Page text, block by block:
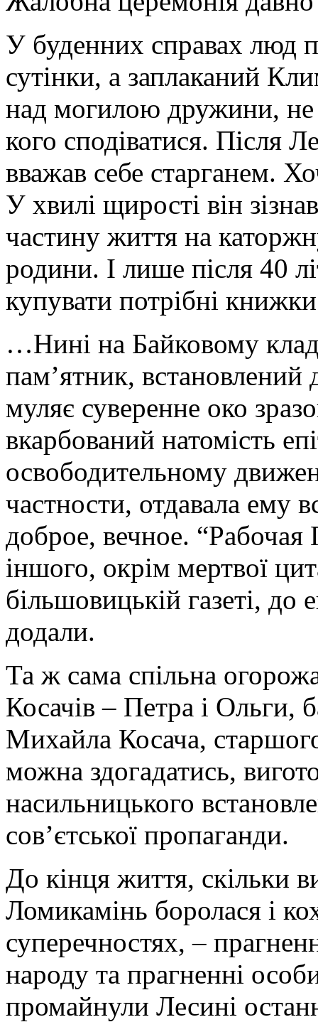
У буденних справах люд
сутінки, а заплаканий
над могилою дружини, не
кого сподіватися. Після
вважав себе старганем.
У хвилі щирості він
частину життя на
родини. І лише після 40
купувати потрібні
…Нині на Байковому
пам’ятник, встановлений
муляє суверенне око
вкарбований натомість
освободительному
частности, отдавала ему
доброе, вечное. “Рабочая
іншого, окрім мертвої
більшовицькій газеті, до
додали.
Та ж сама спільна
Косачів – Петра і Ольги,
Михайла Косача,
можна здогадатись,
насильницького
сов’єтської пропаганди.
До кінця життя, скільки
Ломикамінь боролася і
суперечностях, –
народу та прагненні
промайнули Лесині